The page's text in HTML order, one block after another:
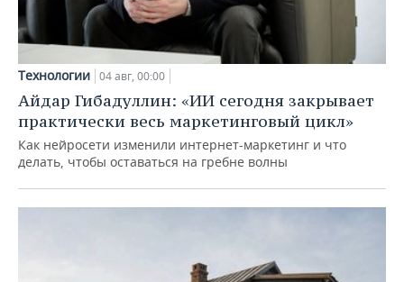
Технологии 04 авг, 00:00
Айдар Гибадуллин: «ИИ сегодня закрывает
практически весь маркетинговый цикл»
Как нейросети изменили интернет-маркетинг и что
делать, чтобы оставаться на гребне волны